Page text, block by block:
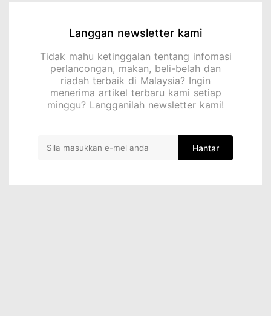
Langgan newsletter kami
Tidak mahu ketinggalan tentang infomasi
perlancongan, makan, beli-belah dan
riadah terbaik di Malaysia? Ingin
menerima artikel terbaru kami setiap
minggu? Langganilah newsletter kami!
Hantar